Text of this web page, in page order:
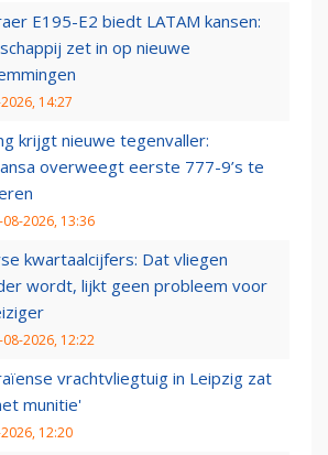
E195-E2 biedt LATAM kansen:
zet in op nieuwe
14:27
krijgt nieuwe tegenvaller:
overweegt eerste 777-9’s te
08-2026, 13:36
kwartaalcijfers: Dat vliegen
wordt, lijkt geen probleem voor
08-2026, 12:22
vrachtvliegtuig in Leipzig zat
munitie'
12:20